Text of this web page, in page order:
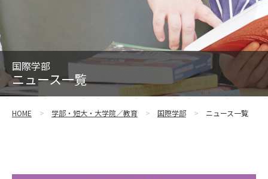
国際学部
ニュース一覧
HOME 学部・短大・大学院／教育 国際学部 ニュース一覧